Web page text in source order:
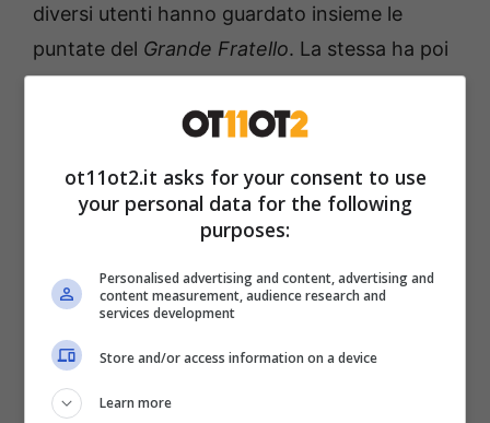
diversi utenti hanno guardato insieme le
puntate del Grande Fratello. La stessa ha poi
chiesto all’ex gieffina quale sia il suo prototipo
Bionda o mora? Zeudi sostiene di
le sue sensazioni. Del resto, Helena è bionda
e, ciò nonostante, non è passata indifferente
ot11ot2.it asks for your consent to use
your personal data for the following
purposes:
Personalised advertising and content, advertising and
content measurement, audience research and
services development
Store and/or access information on a device
Learn more